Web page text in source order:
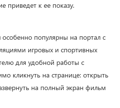
приведет к ее показу.
особенно популярны на портал с
игровых и спортивных
для удобной работы с
кликнуть на странице: открыть
на полный экран фильм